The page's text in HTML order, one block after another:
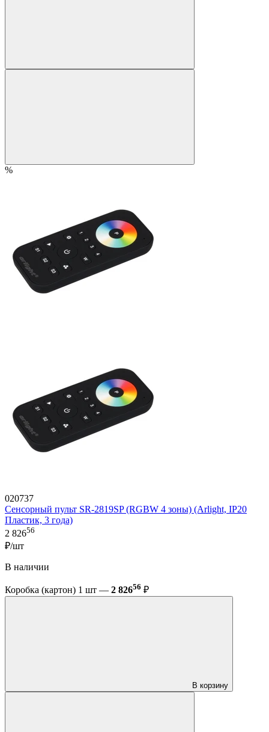
%
020737
Сенсорный пульт SR-2819SP (RGBW 4 зоны) (Arlight, IP20
Пластик, 3 года)
2 82656
₽/шт
В наличии
Коробка (картон) 1 шт — 2 82656 ₽
В корзину